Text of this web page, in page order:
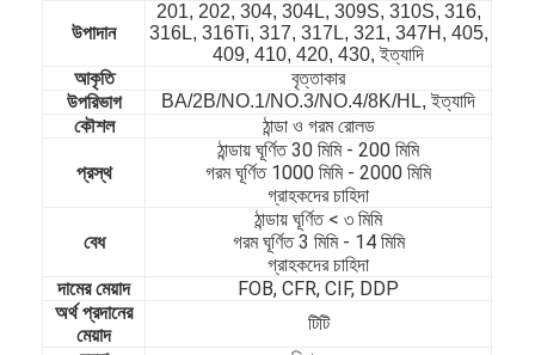
ভিডিও
উপাদান
201, 202, 304, 304L, 309S, 310S, 316,
316L, 316Ti, 317, 317L, 321, 347H, 405,
409, 410, 420, 430, ইত্যাদি
আকৃতি
বৃত্তাকার
উপরিভাগ BA/2B/NO.1/NO.3/NO.4/8K/HL, ইত্যাদি
কৌশল ঠান্ডা ও গরম রোলড
প্রস্থ
ঠান্ডায় ঘূর্ণিত 30 মিমি - 200 মিমি
গরম ঘূর্ণিত 1000 মিমি - 2000 মিমি
গ্রাহকদের চাহিদা
বেধ
ঠান্ডায় ঘূর্ণিত < ৩ মিমি
গরম ঘূর্ণিত 3 মিমি - 14 মিমি
গ্রাহকদের চাহিদা
দামের মেয়াদ
FOB, CFR, CIF, DDP
অর্থ প্রদানের
মেয়াদ
টিটি